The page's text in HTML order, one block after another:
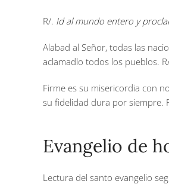
R/. Id al mundo entero y
Alabad al Señor, todas las
aclamadlo todos los pueblos.
Firme es su misericordia con
su fidelidad dura por siempre.
Evangelio de
Lectura del santo evangelio